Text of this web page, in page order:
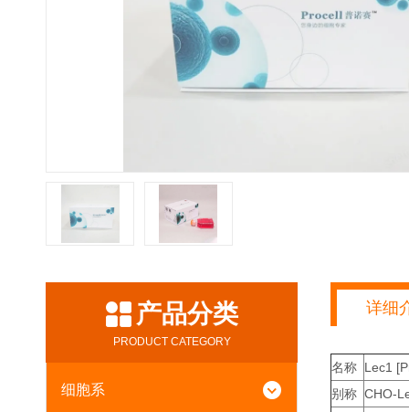
产品分类
PRODUCT CATEGORY
细胞系
详细
名称 Lec1
别称 CHO-